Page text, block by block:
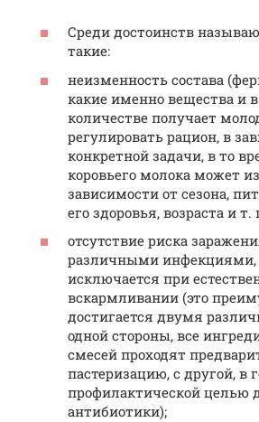
Среди достоинств
такие:
неизменность состава
какие именно вещества и
количестве получает
регулировать рацион, в
конкретной задачи, в то
коровьего молока может
зависимости от сезона,
его здоровья, возраста и т.
отсутствие риска
различными инфекциями,
исключается при
вскармливании (это
достигается двумя
одной стороны, все
смесей проходят
пастеризацию, с другой, в
профилактической целью
антибиотики);